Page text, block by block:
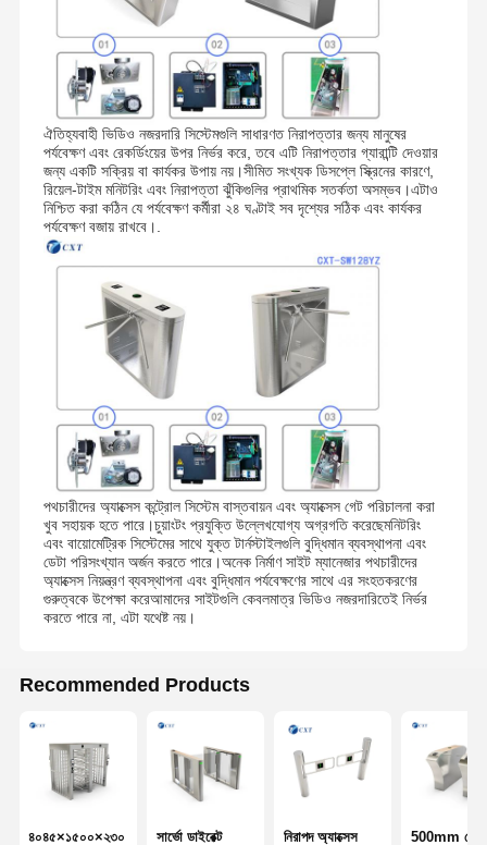
ঐতিহ্যবাহী ভিডিও নজরদারি সিস্টেমগুলি সাধারণত নিরাপত্তার জন্য মানুষের
পর্যবেক্ষণ এবং রেকর্ডিংয়ের উপর নির্ভর করে, তবে এটি নিরাপত্তার গ্যারান্টি দেওয়ার
জন্য একটি সক্রিয় বা কার্যকর উপায় নয়।সীমিত সংখ্যক ডিসপ্লে স্ক্রিনের কারণে,
রিয়েল-টাইম মনিটরিং এবং নিরাপত্তা ঝুঁকিগুলির প্রাথমিক সতর্কতা অসম্ভব।এটাও
নিশ্চিত করা কঠিন যে পর্যবেক্ষণ কর্মীরা ২৪ ঘণ্টাই সব দৃশ্যের সঠিক এবং কার্যকর
পর্যবেক্ষণ বজায় রাখবে।.
পথচারীদের অ্যাক্সেস কন্ট্রোল সিস্টেম বাস্তবায়ন এবং অ্যাক্সেস গেট পরিচালনা করা
খুব সহায়ক হতে পারে।চুয়াংটং প্রযুক্তি উল্লেখযোগ্য অগ্রগতি করেছেমনিটরিং
এবং বায়োমেট্রিক সিস্টেমের সাথে যুক্ত টার্নস্টাইলগুলি বুদ্ধিমান ব্যবস্থাপনা এবং
ডেটা পরিসংখ্যান অর্জন করতে পারে।অনেক নির্মাণ সাইট ম্যানেজার পথচারীদের
অ্যাক্সেস নিয়ন্ত্রণ ব্যবস্থাপনা এবং বুদ্ধিমান পর্যবেক্ষণের সাথে এর সংহতকরণের
গুরুত্বকে উপেক্ষা করেআমাদের সাইটগুলি কেবলমাত্র ভিডিও নজরদারিতেই নির্ভর
করতে পারে না, এটা যথেষ্ট নয়।
Recommended Products
৪০৪৫×১৫০০×২৩০ সার্ভো ডাইরেক্ট নিরাপদ অ্যাক্সেস 500mm ব্রেক